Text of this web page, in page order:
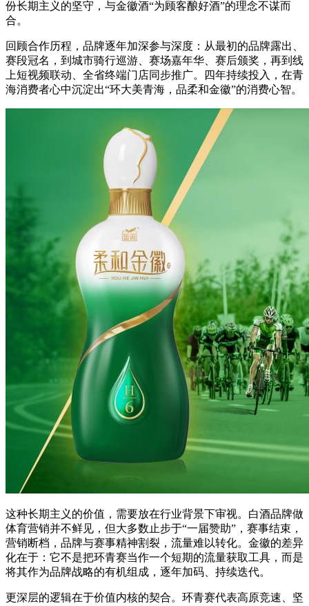
份长期主义的坚守，与金徽酒“为顾客酿好酒”的理念不谋而
合。
回顾合作历程，品牌逐年加深参与深度：从最初的品牌露出、
赛段冠名，到城市骑行巡游、赛场嘉年华、赛后颁奖，再到线
上短视频联动、全省终端门店同步推广。四年持续投入，在青
海消费者心中沉淀出“环大美青海，品柔和金徽”的消费心智。
这种长期主义的价值，需要放在行业背景下审视。白酒品牌做
体育营销并不鲜见，但大多数止步于“一届赞助”，赛事结束，
营销断档，品牌与赛事精神割裂，流量难以转化。金徽的差异
化在于：它不是把环青赛当作一个短期的流量获取工具，而是
将其作为品牌战略的有机组成，逐年加码、持续迭代。
更深层的逻辑在于价值内核的契合。环青赛代表高原竞速、坚